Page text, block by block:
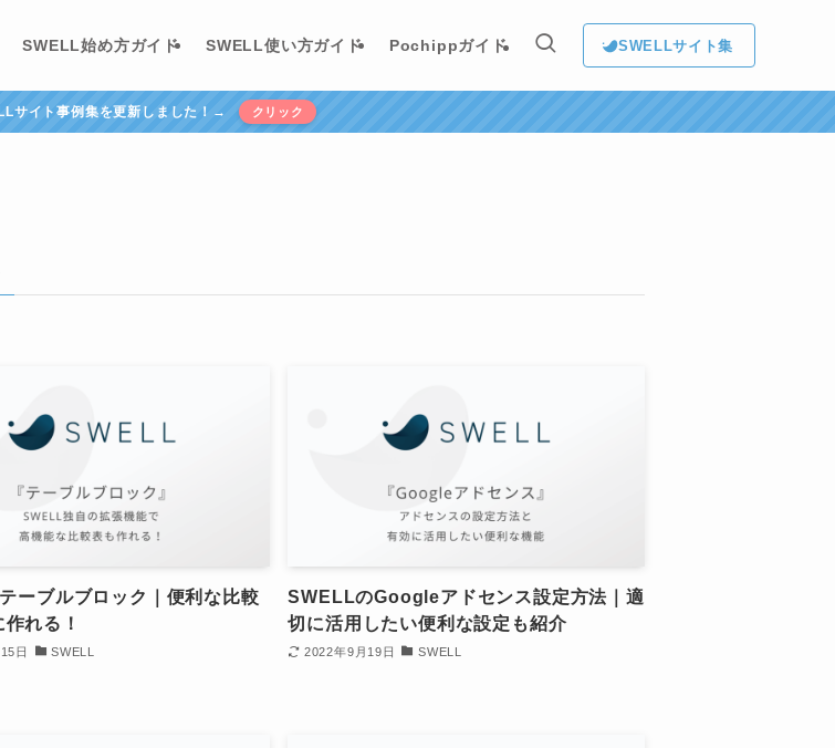
SWELL始め方ガイド SWELL使い方ガイド Pochippガイド SWELLサイト集
サイト事例集を更新しました！→ クリック
ーブルブロック｜便利な比較
れる！
日 SWELL
SWELLのGoogleアドセンス設定方法｜適
切に活用したい便利な設定も紹介
2022年9月19日 SWELL